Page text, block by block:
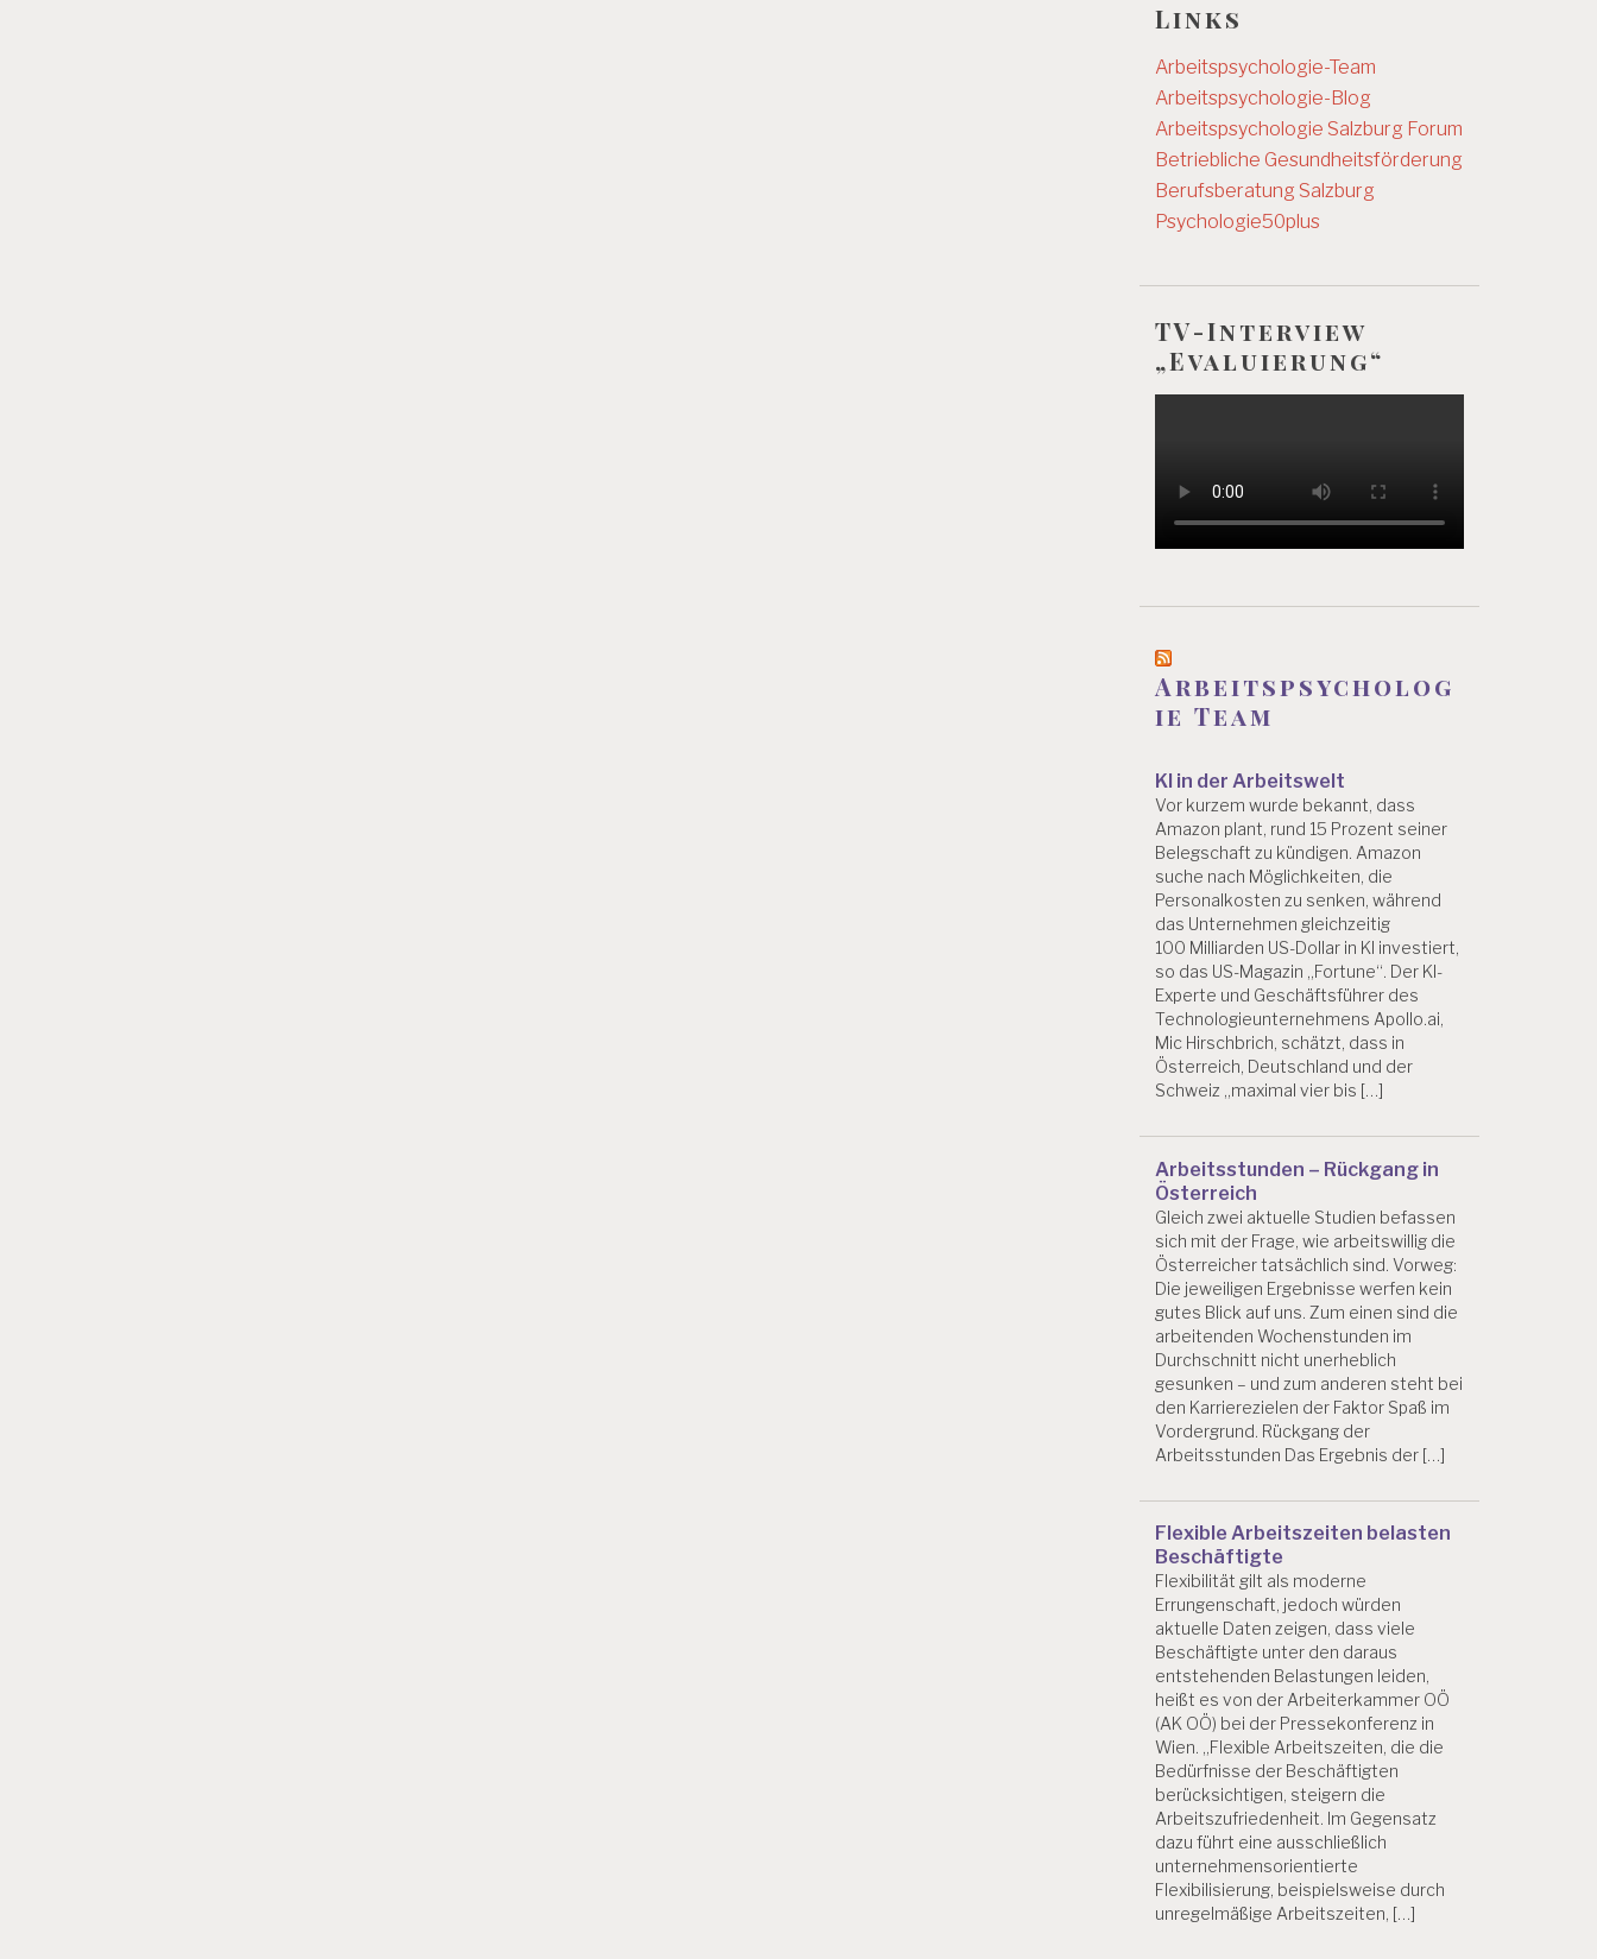
Links
Arbeitspsychologie-Team
Arbeitspsychologie-Blog
Arbeitspsychologie Salzburg Forum
Betriebliche Gesundheitsförderung
Berufsberatung Salzburg
Psychologie50plus
TV-Interview
„Evaluierung“
Arbeitspsycholog
ie Team
KI in der Arbeitswelt
Vor kurzem wurde bekannt, dass
Amazon plant, rund 15 Prozent seiner
Belegschaft zu kündigen. Amazon
suche nach Möglichkeiten, die
Personalkosten zu senken, während
das Unternehmen gleichzeitig
100 Milliarden US-Dollar in KI investiert,
so das US-Magazin „Fortune“. Der KI-
Experte und Geschäftsführer des
Technologieunternehmens Apollo.ai,
Mic Hirschbrich, schätzt, dass in
Österreich, Deutschland und der
Schweiz „maximal vier bis […]
Arbeitsstunden – Rückgang in
Österreich
Gleich zwei aktuelle Studien befassen
sich mit der Frage, wie arbeitswillig die
Österreicher tatsächlich sind. Vorweg:
Die jeweiligen Ergebnisse werfen kein
gutes Blick auf uns. Zum einen sind die
arbeitenden Wochenstunden im
Durchschnitt nicht unerheblich
gesunken – und zum anderen steht bei
den Karrierezielen der Faktor Spaß im
Vordergrund. Rückgang der
Arbeitsstunden Das Ergebnis der […]
Flexible Arbeitszeiten belasten
Beschäftigte
Flexibilität gilt als moderne
Errungenschaft, jedoch würden
aktuelle Daten zeigen, dass viele
Beschäftigte unter den daraus
entstehenden Belastungen leiden,
heißt es von der Arbeiterkammer OÖ
(AK OÖ) bei der Pressekonferenz in
Wien. „Flexible Arbeitszeiten, die die
Bedürfnisse der Beschäftigten
berücksichtigen, steigern die
Arbeitszufriedenheit. Im Gegensatz
dazu führt eine ausschließlich
unternehmensorientierte
Flexibilisierung, beispielsweise durch
unregelmäßige Arbeitszeiten, […]